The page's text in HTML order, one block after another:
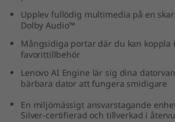
A
M
D
Upplev fullödig multimedia på en
Dolby Audio™
Mångsidiga portar där du kan koppla
favorittillbehör
Lenovo AI Engine lär sig dina
bärbara dator att fungera smidigare
En miljömässigt ansvarstagande
Silver-certifierad och tillverkad i